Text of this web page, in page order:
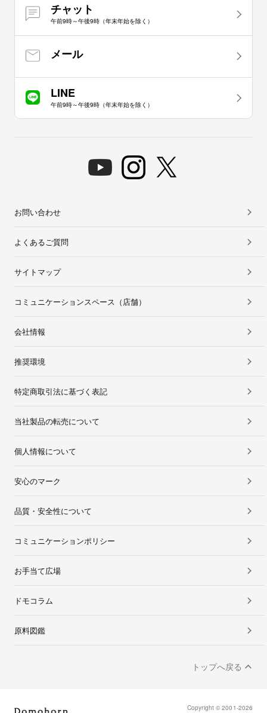
チャット
午前9時～午後9時（年末年始を除く）
メール
LINE
午前9時～午後9時（年末年始を除く）
お問い合わせ
よくあるご質問
サイトマップ
コミュニケーションスペース（店舗）
会社情報
推奨環境
特定商取引法に基づく表記
当社製品の転売について
個人情報について
安心のマーク
品質・安全性について
コミュニケーションポリシー
お手当て広場
ドモコラム
原料図鑑
トップへ戻る
Copyright © 2001-2026